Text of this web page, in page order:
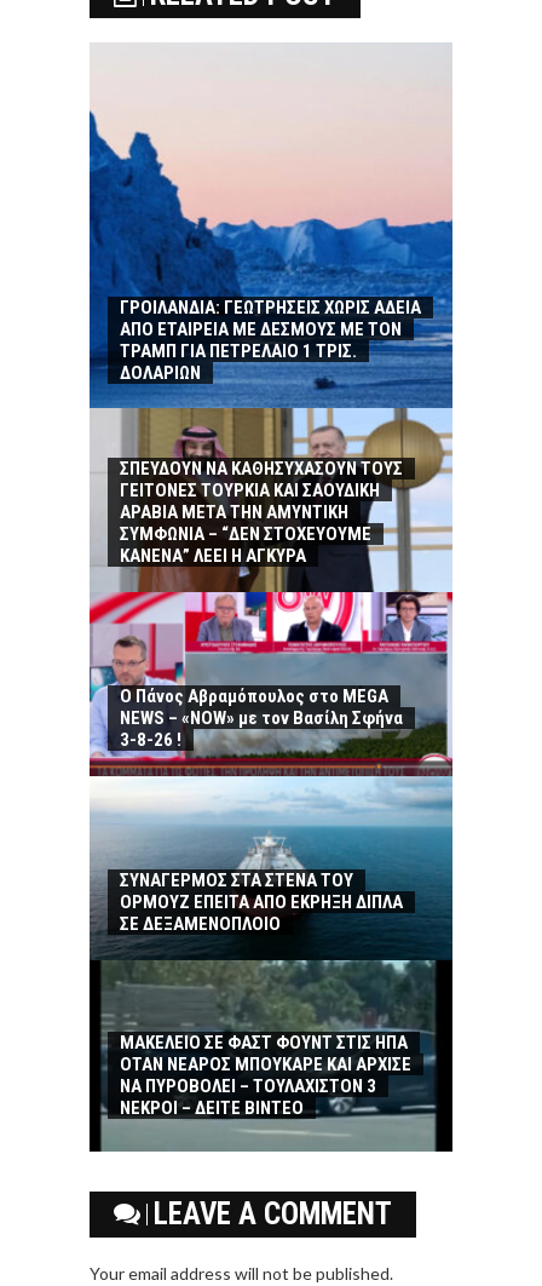
ΓΡΟΙΛΑΝΔΙΑ: ΓΕΩΤΡΗΣΕΙΣ ΧΩΡΙΣ ΑΔΕΙΑ
ΑΠΟ ΕΤΑΙΡΕΙΑ ΜΕ ΔΕΣΜΟΥΣ ΜΕ ΤΟΝ
ΤΡΑΜΠ ΓΙΑ ΠΕΤΡΕΛΑΙΟ 1 ΤΡΙΣ.
ΔΟΛΑΡΙΩΝ
ΣΠΕΥΔΟΥΝ ΝΑ ΚΑΘΗΣΥΧΑΣΟΥΝ ΤΟΥΣ
ΓΕΙΤΟΝΕΣ ΤΟΥΡΚΙΑ ΚΑΙ ΣΑΟΥΔΙΚΗ
ΑΡΑΒΙΑ ΜΕΤΑ ΤΗΝ ΑΜΥΝΤΙΚΗ
ΣΥΜΦΩΝΙΑ – “ΔΕΝ ΣΤΟΧΕΥΟΥΜΕ
ΚΑΝΕΝΑ” ΛΕΕΙ Η ΑΓΚΥΡΑ
Ο Πάνος Αβραμόπουλος στο MEGA
NEWS – «NOW» με τον Βασίλη Σφήνα
3-8-26 !
ΣΥΝΑΓΕΡΜΟΣ ΣΤΑ ΣΤΕΝΑ ΤΟΥ
ΟΡΜΟΥΖ ΕΠΕΙΤΑ ΑΠΟ ΕΚΡΗΞΗ ΔΙΠΛΑ
ΣΕ ΔΕΞΑΜΕΝΟΠΛΟΙΟ
ΜΑΚΕΛΕΙΟ ΣΕ ΦΑΣΤ ΦΟΥΝΤ ΣΤΙΣ ΗΠΑ
ΟΤΑΝ ΝΕΑΡΟΣ ΜΠΟΥΚΑΡΕ ΚΑΙ ΑΡΧΙΣΕ
ΝΑ ΠΥΡΟΒΟΛΕΙ – ΤΟΥΛΑΧΙΣΤΟΝ 3
ΝΕΚΡΟΙ – ΔΕΙΤΕ ΒΙΝΤΕΟ
LEAVE A COMMENT
Your email address will not be published.